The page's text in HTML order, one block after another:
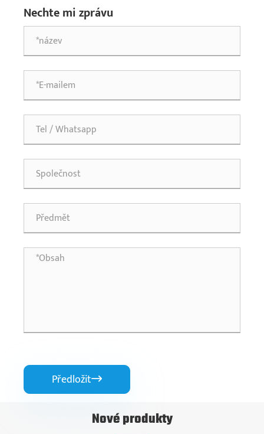
Nechte mi zprávu
Předložit
Nové produkty